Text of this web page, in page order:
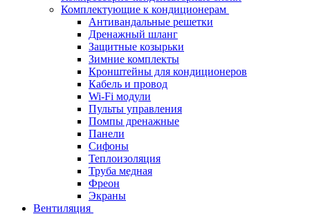
Комплектующие к кондиционерам
Антивандальные решетки
Дренажный шланг
Защитные козырьки
Зимние комплекты
Кронштейны для кондиционеров
Кабель и провод
Wi-Fi модули
Пульты управления
Помпы дренажные
Панели
Сифоны
Теплоизоляция
Труба медная
Фреон
Экраны
Вентиляция